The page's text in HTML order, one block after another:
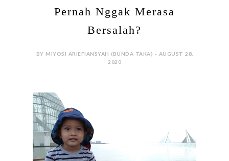
Pernah Nggak Merasa
Bersalah?
BY MIYOSI ARIEFIANSYAH (BUNDA TAKA) - AUGUST 28,
2020